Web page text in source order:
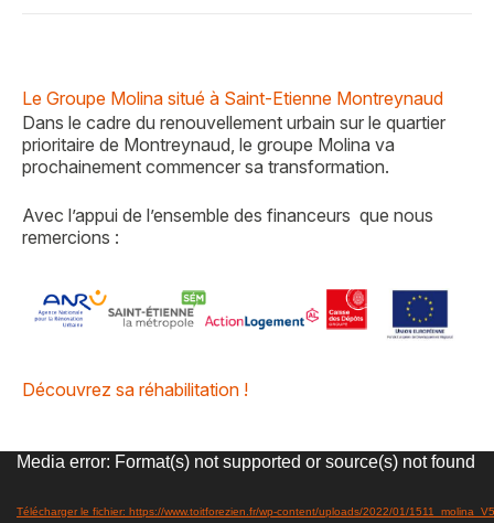
Le Groupe Molina situé à Saint-Etienne Montreynaud
Dans le cadre du renouvellement urbain sur le quartier
prioritaire de Montreynaud, le groupe Molina va
prochainement commencer sa transformation.
Avec l’appui de l’ensemble des financeurs que nous
remercions :
Découvrez sa réhabilitation !
Lecteur
Media error: Format(s) not supported or source(s) not found
Télécharger le fichier: https://www.toitforezien.fr/wp-content/uploads/2022/01/